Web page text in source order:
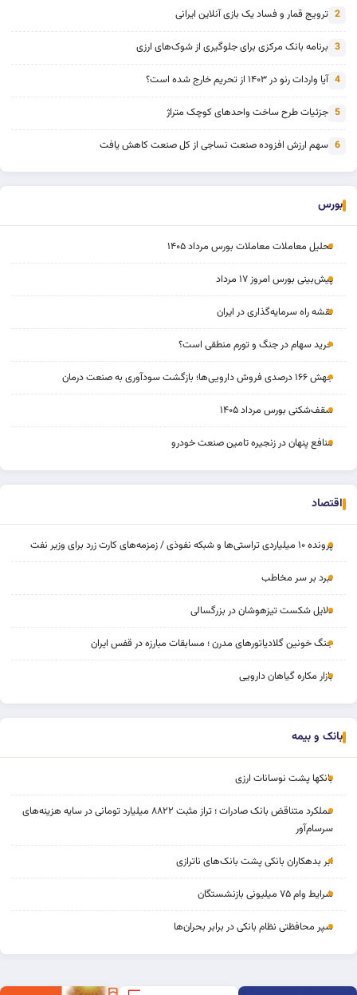
2 ترویج قمار و فساد یک بازی آنلاین ایرانی
3 برنامه بانک مرکزی برای جلوگیری از شوک‌های ارزی
4 آیا واردات رنو در ۱۴۰۳ از تحریم خارج شده است؟
5 جزئیات طرح ساخت واحدهای کوچک متراژ
6 سهم ارزش افزوده صنعت نساجی از کل صنعت کاهش یافت
بورس
تحلیل معاملات معاملات بورس مرداد ۱۴۰۵
پیش‌بینی بورس امروز ۱۷ مرداد
نقشه راه سرمایه‌گذاری در ایران
خرید سهام در جنگ و تورم منطقی است؟
جهش ۱۶۶ درصدی فروش دارویی‌ها؛ بازگشت سودآوری به صنعت درمان
سقف‌شکنی بورس مرداد ۱۴۰۵
منافع پنهان در زنجیره تامین صنعت خودرو
اقتصاد
پرونده ۱۰ میلیاردی تراستی‌ها و شبکه نفوذی / زمزمه‌های کارت زرد برای وزیر نفت
نبرد بر سر مخاطب
دلایل شکست تیزهوشان در بزرگسالی
جنگ خونین گلادیاتورهای مدرن ؛ مسابقات مبارزه در قفس ایران
بازار مکاره گیاهان دارویی
بانک و بیمه
بانکها پشت نوسانات ارزی
عملکرد متناقض بانک صادرات ؛ تراز مثبت ۸۸۲۲ میلیارد تومانی در سایه هزینه‌های
سرسام‌آور
ابر بدهکاران بانکی پشت بانک‌های ناترازی
شرایط وام ۷۵ میلیونی بازنشستگان
سپر محافظتی نظام بانکی در برابر بحران‌ها